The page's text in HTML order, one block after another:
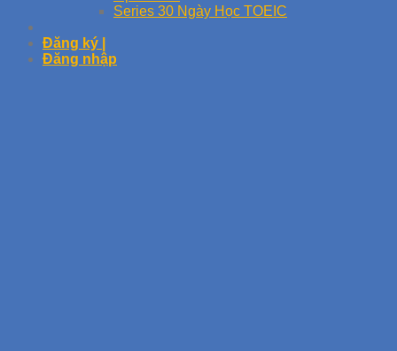
Series 30 Ngày Học TOEIC
Đăng ký |
Đăng nhập